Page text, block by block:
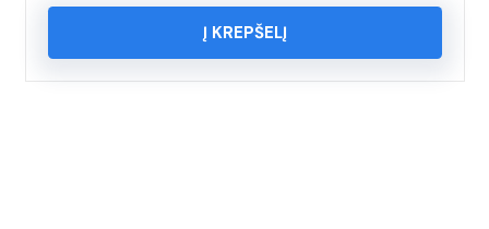
Į KREPŠELĮ